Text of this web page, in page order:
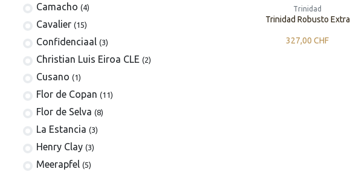
Camacho (4)
Cavalier (15)
Confidenciaal (3)
Christian Luis Eiroa CLE (2)
Cusano (1)
Flor de Copan (11)
Flor de Selva (8)
La Estancia (3)
Henry Clay (3)
Meerapfel (5)
Trinidad
Trinidad Robusto Extra
327,00 CHF